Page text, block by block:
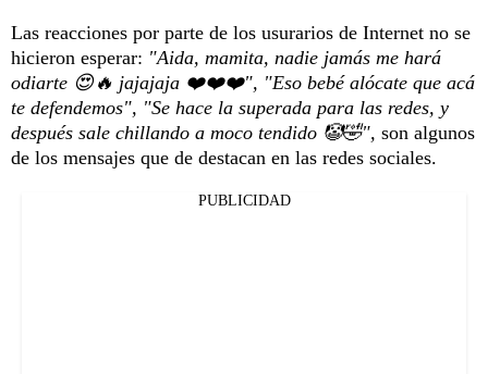
Las reacciones por parte de los usurarios de Internet no se
hicieron esperar: "Aida, mamita, nadie jamás me hará
odiarte 😍🔥 jajajaja ❤️❤️❤️", "Eso bebé alócate que acá
te defendemos", "Se hace la superada para las redes, y
después sale chillando a moco tendido 🤡🤣", son algunos
de los mensajes que de destacan en las redes sociales.
PUBLICIDAD